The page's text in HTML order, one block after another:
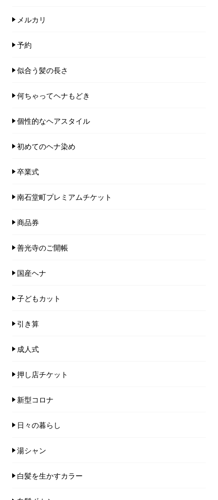
メルカリ
予約
似合う髪の長さ
何ちゃってヘナもどき
個性的なヘアスタイル
初めてのヘナ染め
卒業式
南石堂町プレミアムチケット
商品券
善光寺のご開帳
国産ヘナ
子どもカット
引き算
成人式
押し店チケット
新型コロナ
日々の暮らし
湯シャン
白髪を生かすカラー